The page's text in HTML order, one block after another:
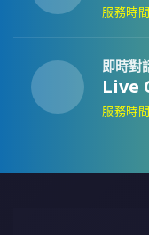
服務時
即時對
Live
服務時